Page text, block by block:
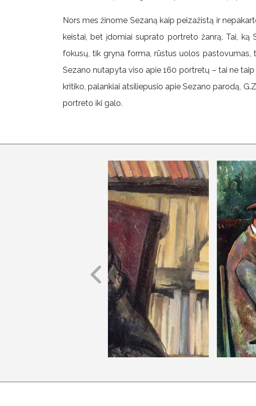
Nors mes žinome Sezaną kaip peizažistą ir
keistai, bet įdomiai suprato portreto žanrą. Tai,
fokusų, tik gryna forma, rūstus uolos pastovumas,
Sezano nutapyta viso apie 160 portretų – tai ne
kritiko, palankiai atsiliepusio apie Sezano parodą,
portreto iki galo.